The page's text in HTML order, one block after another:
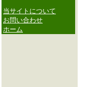
当サイトについて
お問い合わせ
ホーム